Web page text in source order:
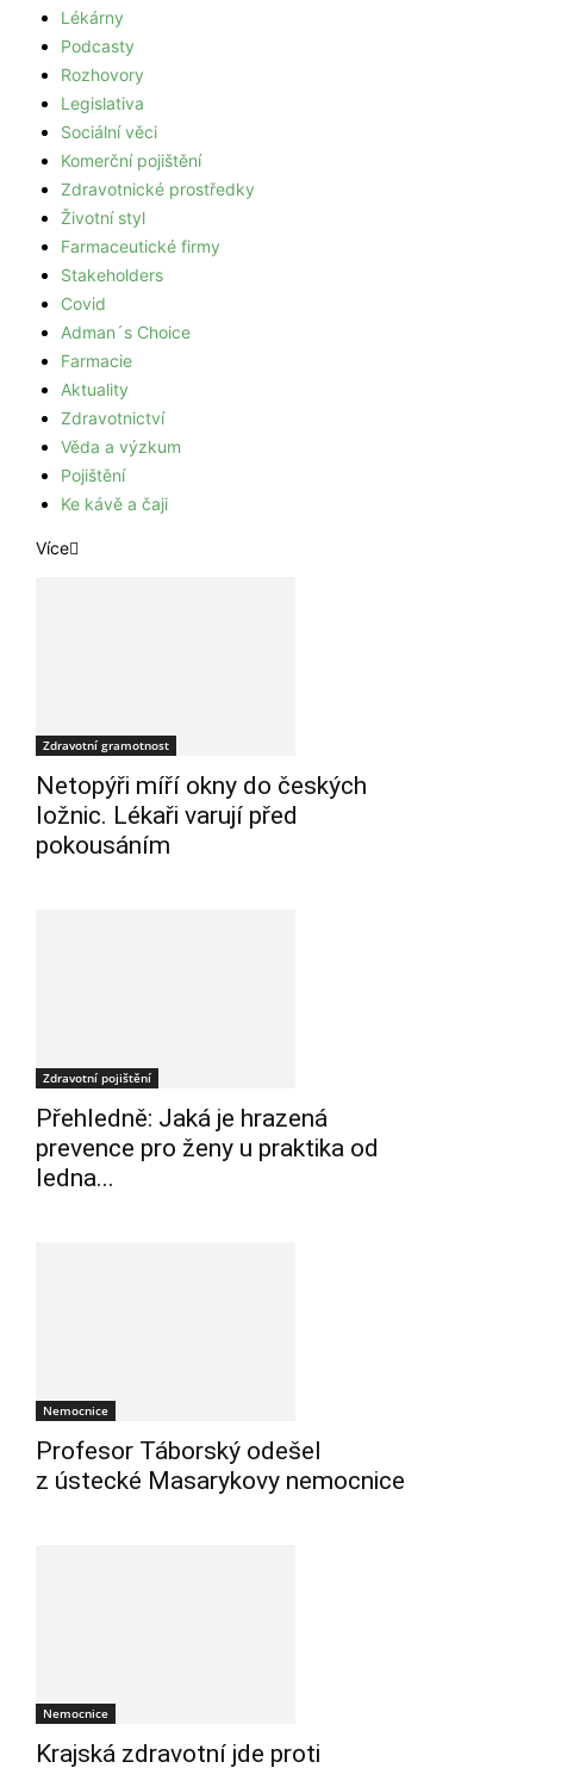
Lékárny
Podcasty
Rozhovory
Legislativa
Sociální věci
Komerční pojištění
Zdravotnické prostředky
Životní styl
Farmaceutické firmy
Stakeholders
Covid
Adman´s Choice
Farmacie
Aktuality
Zdravotnictví
Věda a výzkum
Pojištění
Ke kávě a čaji
Více
Zdravotní gramotnost
Netopýři míří okny do českých
ložnic. Lékaři varují před
pokousáním
Zdravotní pojištění
Přehledně: Jaká je hrazená
prevence pro ženy u praktika od
ledna...
Nemocnice
Profesor Táborský odešel
z ústecké Masarykovy nemocnice
Nemocnice
Krajská zdravotní jde proti